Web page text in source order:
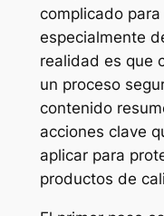
complicado
especialmente
realidad es que
un proceso
contenido
acciones clave
aplicar para
productos de